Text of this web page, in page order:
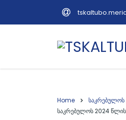
Home საკრებულოს
საკრებულოს 2024 წლის